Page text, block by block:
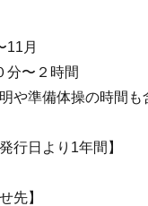
11月
分〜２時間
や準備体操の時間も
行日より1年間】
先】